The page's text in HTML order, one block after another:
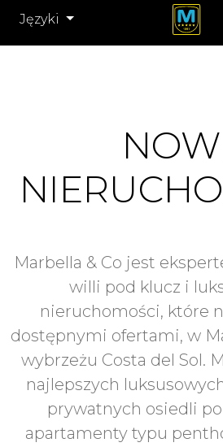
Języki
Marbella & Co jest
willi pod klucz i
nieruchomości, które
dostępnymi ofertami, w
wybrzeżu Costa del Sol.
najlepszych
prywatnych osiedli
apartamenty typu